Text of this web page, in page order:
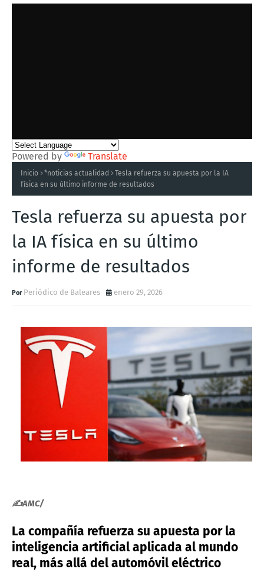
Powered by Translate
Inicio *noticias actualidad
Tesla refuerza su apuesta por la IA
física en su último informe de resultados
Tesla refuerza su apuesta por
la IA física en su último
informe de resultados
Periódico de Baleares enero 29, 2026
✍AMC/
La compañía refuerza su apuesta por la
inteligencia artificial aplicada al mundo
real, más allá del automóvil eléctrico